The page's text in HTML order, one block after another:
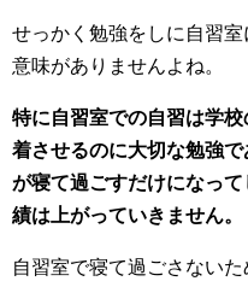
せっかく勉強をしに自習
意味がありませんよね。
特に自習室での自習は学
着させるのに大切な勉強
が寝て過ごすだけになっ
績は上がっていきません。
自習室で寝て過ごさない